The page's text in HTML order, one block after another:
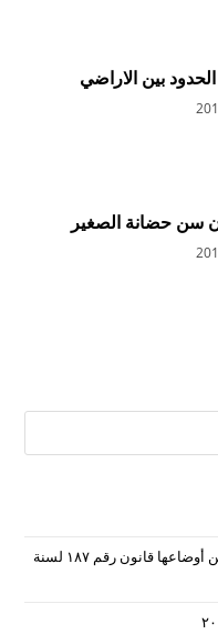
بين الاراضي
قانون التصالح في بعض مخالفات البناء وتقنين أوضاعها قانون رقم ۱۸۷ لسنة